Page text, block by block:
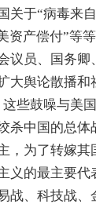
于“病毒来自
资产偿付”等
议员、国务
大舆论散播
些鼓噪与美
杀中国的总
，为了转嫁其
义的最主要
战、科技战、